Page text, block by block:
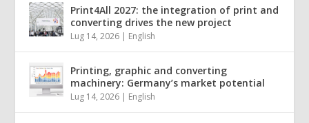
Print4All 2027: the integration of print and
converting drives the new project
Lug 14, 2026 | English
Printing, graphic and converting
machinery: Germany’s market potential
Lug 14, 2026 | English